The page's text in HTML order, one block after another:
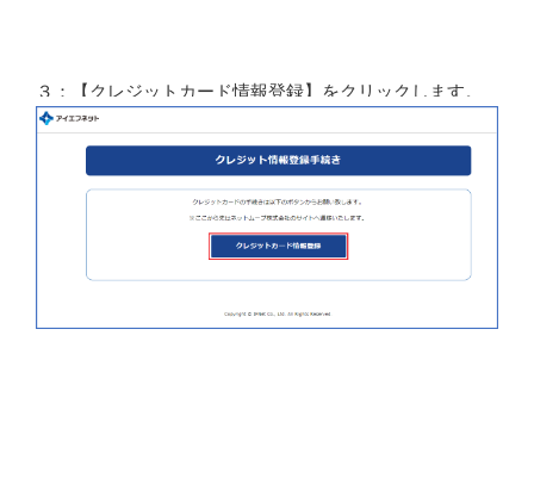
３：【クレジットカード情報登録】をクリックします。